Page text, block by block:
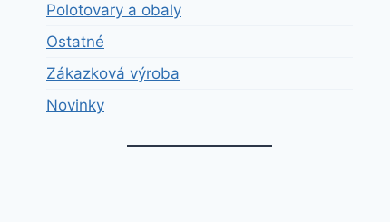
Polotovary a obaly
Ostatné
Zákazková výroba
Novinky